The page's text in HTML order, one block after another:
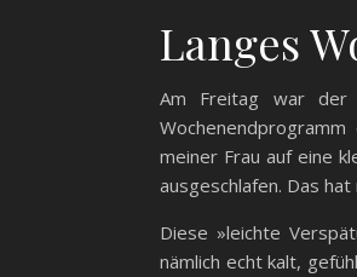
Langes
Am Freitag war der
meiner Frau auf eine
ausgeschlafen. Das
Diese »leichte
nämlich echt kalt,